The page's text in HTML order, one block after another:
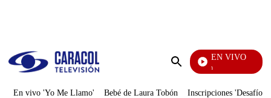
Enviar
EN VIVO
Pura Diversión
En vivo 'Yo Me Llamo' Bebé de Laura Tobón Inscripciones 'Desafío'